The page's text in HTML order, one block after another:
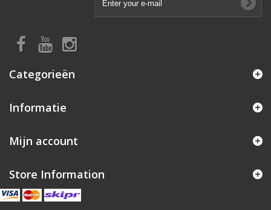
Categorieën
Informatie
Mijn account
Store Information